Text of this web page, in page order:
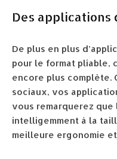
Des applications
De plus en plus
pour le format pliable,
encore plus complète.
sociaux, vos
vous remarquerez que
intelligemment à la
meilleure ergonomie